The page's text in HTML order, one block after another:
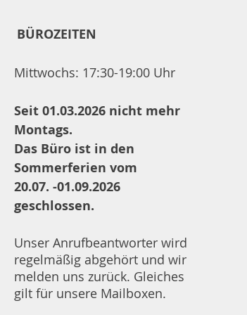
BÜROZEITEN
Mittwochs: 17:30-19:00 Uhr
Seit 01.03.2026 nicht mehr
Montags.
Das Büro ist in den
Sommerferien vom
20.07. -01.09.2026
geschlossen.
Unser Anrufbeantworter wird
regelmäßig abgehört und wir
melden uns zurück. Gleiches
gilt für unsere Mailboxen.